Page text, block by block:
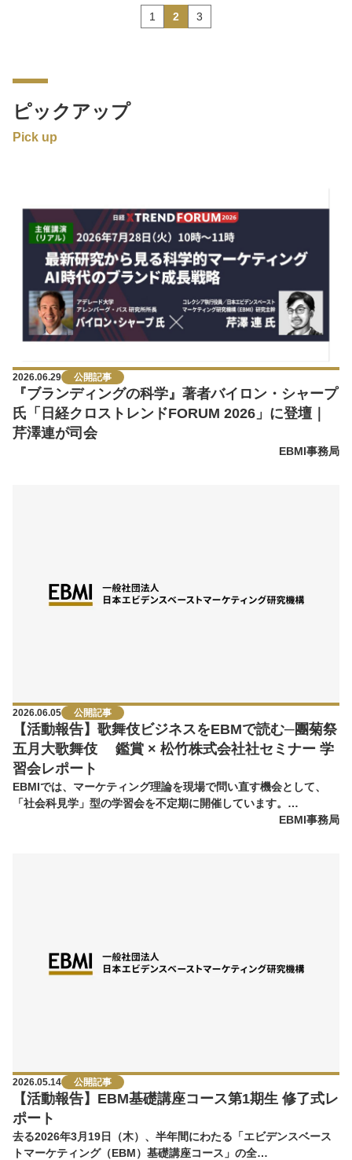
1 2 3
ピックアップ
2026.06.29 公開記事
『ブランディングの科学』著者バイロン・シャープ
氏「日経クロストレンドFORUM 2026」に登壇｜
芹澤連が司会
EBMI事務局
2026.06.05 公開記事
【活動報告】歌舞伎ビジネスをEBMで読む─團菊祭
五月大歌舞伎 鑑賞 × 松竹株式会社社セミナー 学
習会レポート
EBMIでは、マーケティング理論を現場で問い直す機会として、
「社会科見学」型の学習会を不定期に開催しています。…
EBMI事務局
2026.05.14 公開記事
【活動報告】EBM基礎講座コース第1期生 修了式レ
ポート
去る2026年3月19日（木）、半年間にわたる「エビデンスベース
トマーケティング（EBM）基礎講座コース」の全…